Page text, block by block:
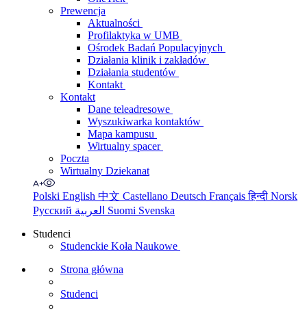
Prewencja
Aktualności
Profilaktyka w UMB
Ośrodek Badań Populacyjnych
Działania klinik i zakładów
Działania studentów
Kontakt
Kontakt
Dane teleadresowe
Wyszukiwarka kontaktów
Mapa kampusu
Wirtualny spacer
Poczta
Wirtualny Dziekanat
Polski English 中文 Castellano Deutsch Françaisहिन्दी Norsk
Русский
Suomi Svenska
Studenci
Studenckie Koła Naukowe
Strona główna
Studenci